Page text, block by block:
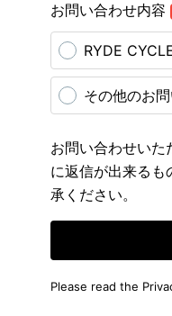
お問い合わせ内容
RYDE
その他のお
お問い合わせいた
に返信が出来るも
承ください。
Please read the